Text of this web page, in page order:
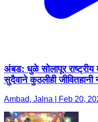
अंबड: धुळे सोलापूर राष्ट्रीय
सुदैवाने कुठलीही जीवितहानी
Ambad, Jalna | Feb 20,